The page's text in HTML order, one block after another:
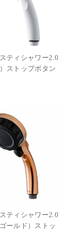
ティシャワー2.0
ストップボタン
ティシャワー2.0
ールド）ストッ